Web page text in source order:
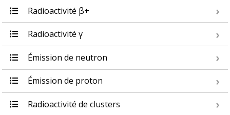
Radioactivité β+
Radioactivité γ
Émission de neutron
Émission de proton
Radioactivité de clusters